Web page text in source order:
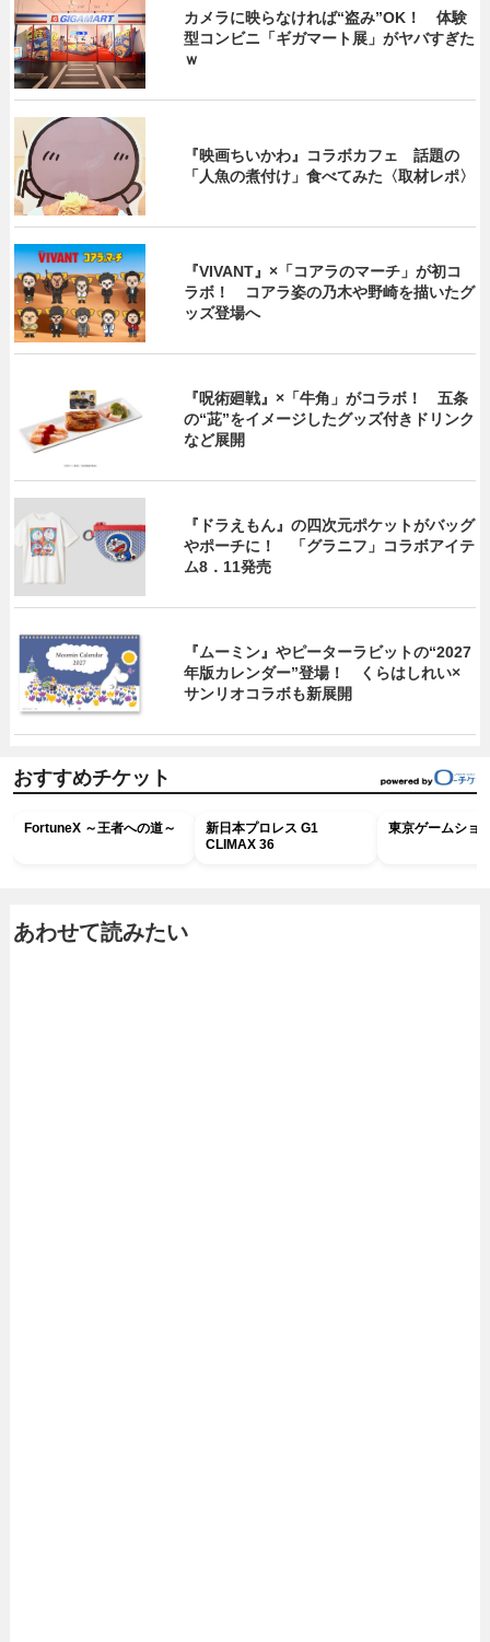
カメラに映らなければ“盗み”OK！ 体験
型コンビニ「ギガマート展」がヤバすぎた
ｗ
『映画ちいかわ』コラボカフェ 話題の
「人魚の煮付け」食べてみた〈取材レポ〉
『VIVANT』×「コアラのマーチ」が初コ
ラボ！ コアラ姿の乃木や野崎を描いたグ
ッズ登場へ
『呪術廻戦』×「牛角」がコラボ！ 五条
の“茈”をイメージしたグッズ付きドリンク
など展開
『ドラえもん』の四次元ポケットがバッグ
やポーチに！ 「グラニフ」コラボアイテ
ム8．11発売
『ムーミン』やピーターラビットの“2027
年版カレンダー”登場！ くらはしれい×
サンリオコラボも新展開
おすすめチケット
FortuneX ～王者への道～
新日本プロレス G1
CLIMAX 36
東京ゲームショ
あわせて読みたい